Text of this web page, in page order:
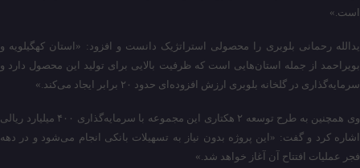
است.»
یدالله رحمانی بلوبری را محصولی استراتژیک دانست و افزود: «استان کهگیلویه و
بویراحمد از جمله استان‌هایی است که ظرفیت بالایی برای تولید این محصول دارد و
سرمایه‌گذاری در گلخانه بلوبری ارزش افزوده‌ای حدود ۲۰ برابر ایجاد می‌کند.»
وی همچنین به طرح توسعه ۲ هکتاری این مجموعه با سرمایه‌گذاری ۴۰۰ میلیارد ریالی
اشاره کرد و گفت: «این پروژه بدون نیاز به تسهیلات بانکی انجام می‌شود و در دهه
فجر عملیات افتتاح آن آغاز خواهد شد.»